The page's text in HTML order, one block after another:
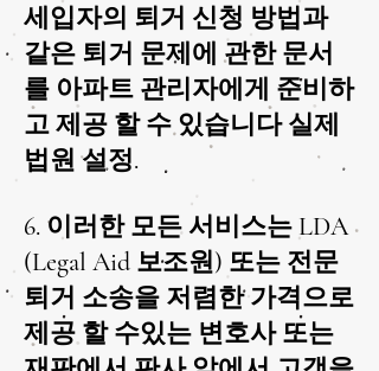
세입자의 퇴거 신청 방법과
같은 퇴거 문제에 관한 문서
를 아파트 관리자에게 준비하
고 제공 할 수 있습니다 실제
법원 설정.
6. 이러한 모든 서비스는 LDA
(Legal Aid 보조원) 또는 전문
퇴거 소송을 저렴한 가격으로
제공 할 수있는 변호사 또는